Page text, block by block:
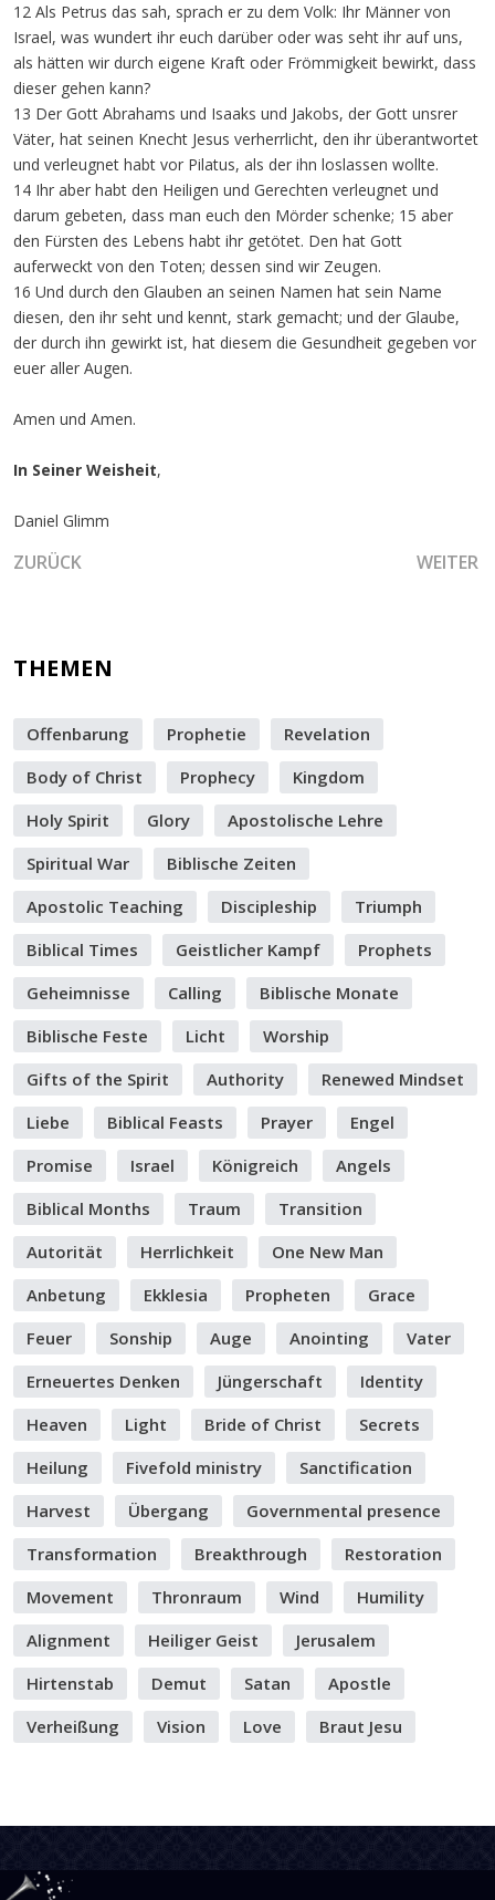
12 Als Petrus das sah, sprach er zu dem Volk: Ihr Männer von
Israel, was wundert ihr euch darüber oder was seht ihr auf uns,
als hätten wir durch eigene Kraft oder Frömmigkeit bewirkt, dass
dieser gehen kann?
13 Der Gott Abrahams und Isaaks und Jakobs, der Gott unsrer
Väter, hat seinen Knecht Jesus verherrlicht, den ihr überantwortet
und verleugnet habt vor Pilatus, als der ihn loslassen wollte.
14 Ihr aber habt den Heiligen und Gerechten verleugnet und
darum gebeten, dass man euch den Mörder schenke; 15 aber
den Fürsten des Lebens habt ihr getötet. Den hat Gott
auferweckt von den Toten; dessen sind wir Zeugen.
16 Und durch den Glauben an seinen Namen hat sein Name
diesen, den ihr seht und kennt, stark gemacht; und der Glaube,
der durch ihn gewirkt ist, hat diesem die Gesundheit gegeben vor
euer aller Augen.
Amen und Amen.
In Seiner Weisheit,
Daniel Glimm
VORHERIGER BEITRAG: DER BIBLISCHE MONAT ABIB-
ZURÜCK WEITER
THEMEN
Offenbarung Prophetie
Revelation
Body of Christ
Prophecy
Kingdom
Holy Spirit
Glory
Apostolische Lehre
Spiritual War
Biblische Zeiten
Apostolic Teaching
Discipleship
Triumph
Biblical Times
Geistlicher Kampf
Prophets
Geheimnisse
Calling
Biblische Monate
Biblische Feste
Licht
Worship
Gifts of the Spirit
Authority
Renewed Mindset
Liebe
Biblical Feasts Prayer
Engel
Promise
Israel Königreich
Angels
Biblical Months
Traum
Transition
Autorität
Herrlichkeit
One New Man
Anbetung
Ekklesia Propheten
Grace
Feuer
Sonship Auge Anointing
Vater
Erneuertes Denken
Jüngerschaft
Identity
Heaven
Light Bride of Christ
Secrets
Heilung
Fivefold ministry
Sanctification
Harvest
Übergang
Governmental presence
Transformation
Breakthrough
Restoration
Movement
Thronraum Wind
Humility
Alignment
Heiliger Geist
Jerusalem
Hirtenstab
Demut Satan
Apostle
Verheißung
Vision Love Braut Jesu